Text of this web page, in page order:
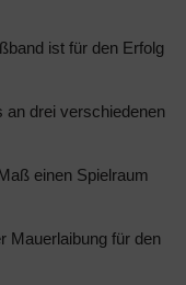
ist für den Erfolg
an drei verschiedenen
einen Spielraum
Mauerlaibung für den